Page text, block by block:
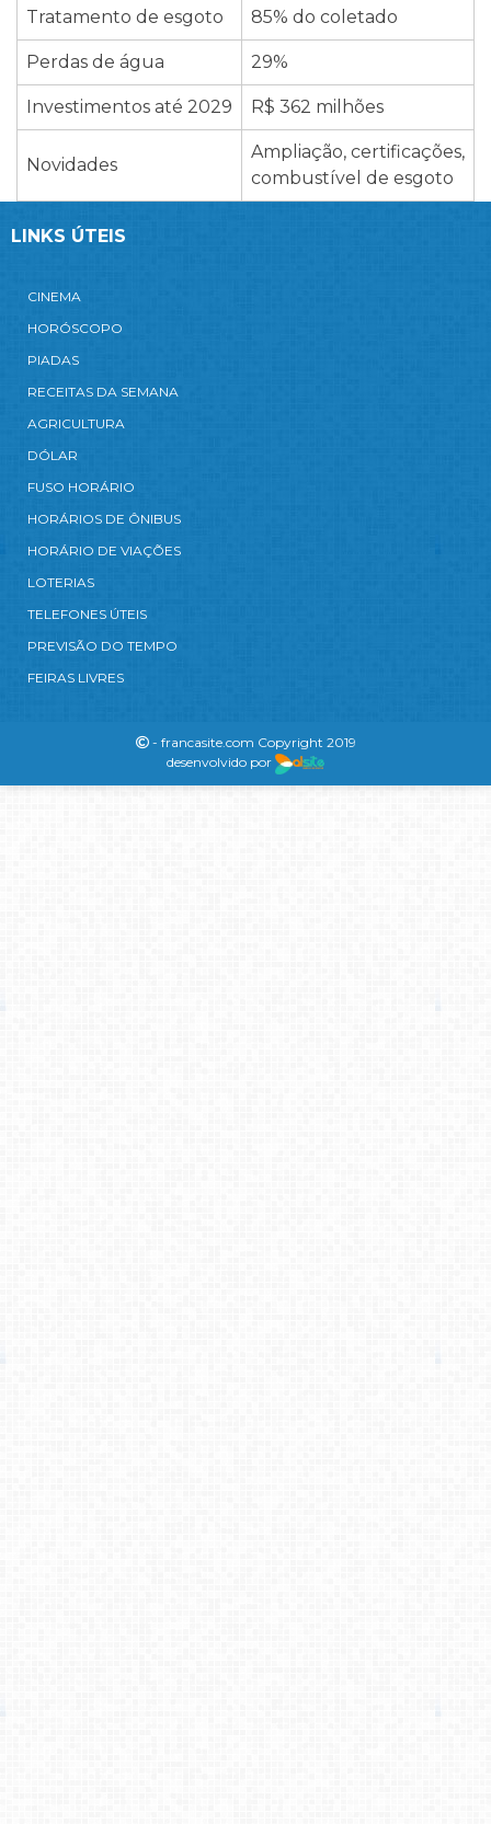
Tratamento de esgoto 85% do coletado
Perdas de água 29%
Investimentos até 2029 R$ 362 milhões
Novidades
Ampliação, certificações,
combustível de esgoto
LINKS ÚTEIS
CINEMA
HORÓSCOPO
PIADAS
RECEITAS DA SEMANA
AGRICULTURA
DÓLAR
FUSO HORÁRIO
HORÁRIOS DE ÔNIBUS
HORÁRIO DE VIAÇÕES
LOTERIAS
TELEFONES ÚTEIS
PREVISÃO DO TEMPO
FEIRAS LIVRES
- francasite.com Copyright 2019
desenvolvido por